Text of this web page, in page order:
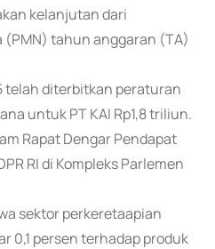
kelanjutan dari
(PMN) tahun anggaran (TA)
telah diterbitkan peraturan
untuk PT KAI Rp1,8 triliun.
Rapat Dengar Pendapat
RI di Kompleks Parlemen
sektor perkeretaapian
0,1 persen terhadap produk